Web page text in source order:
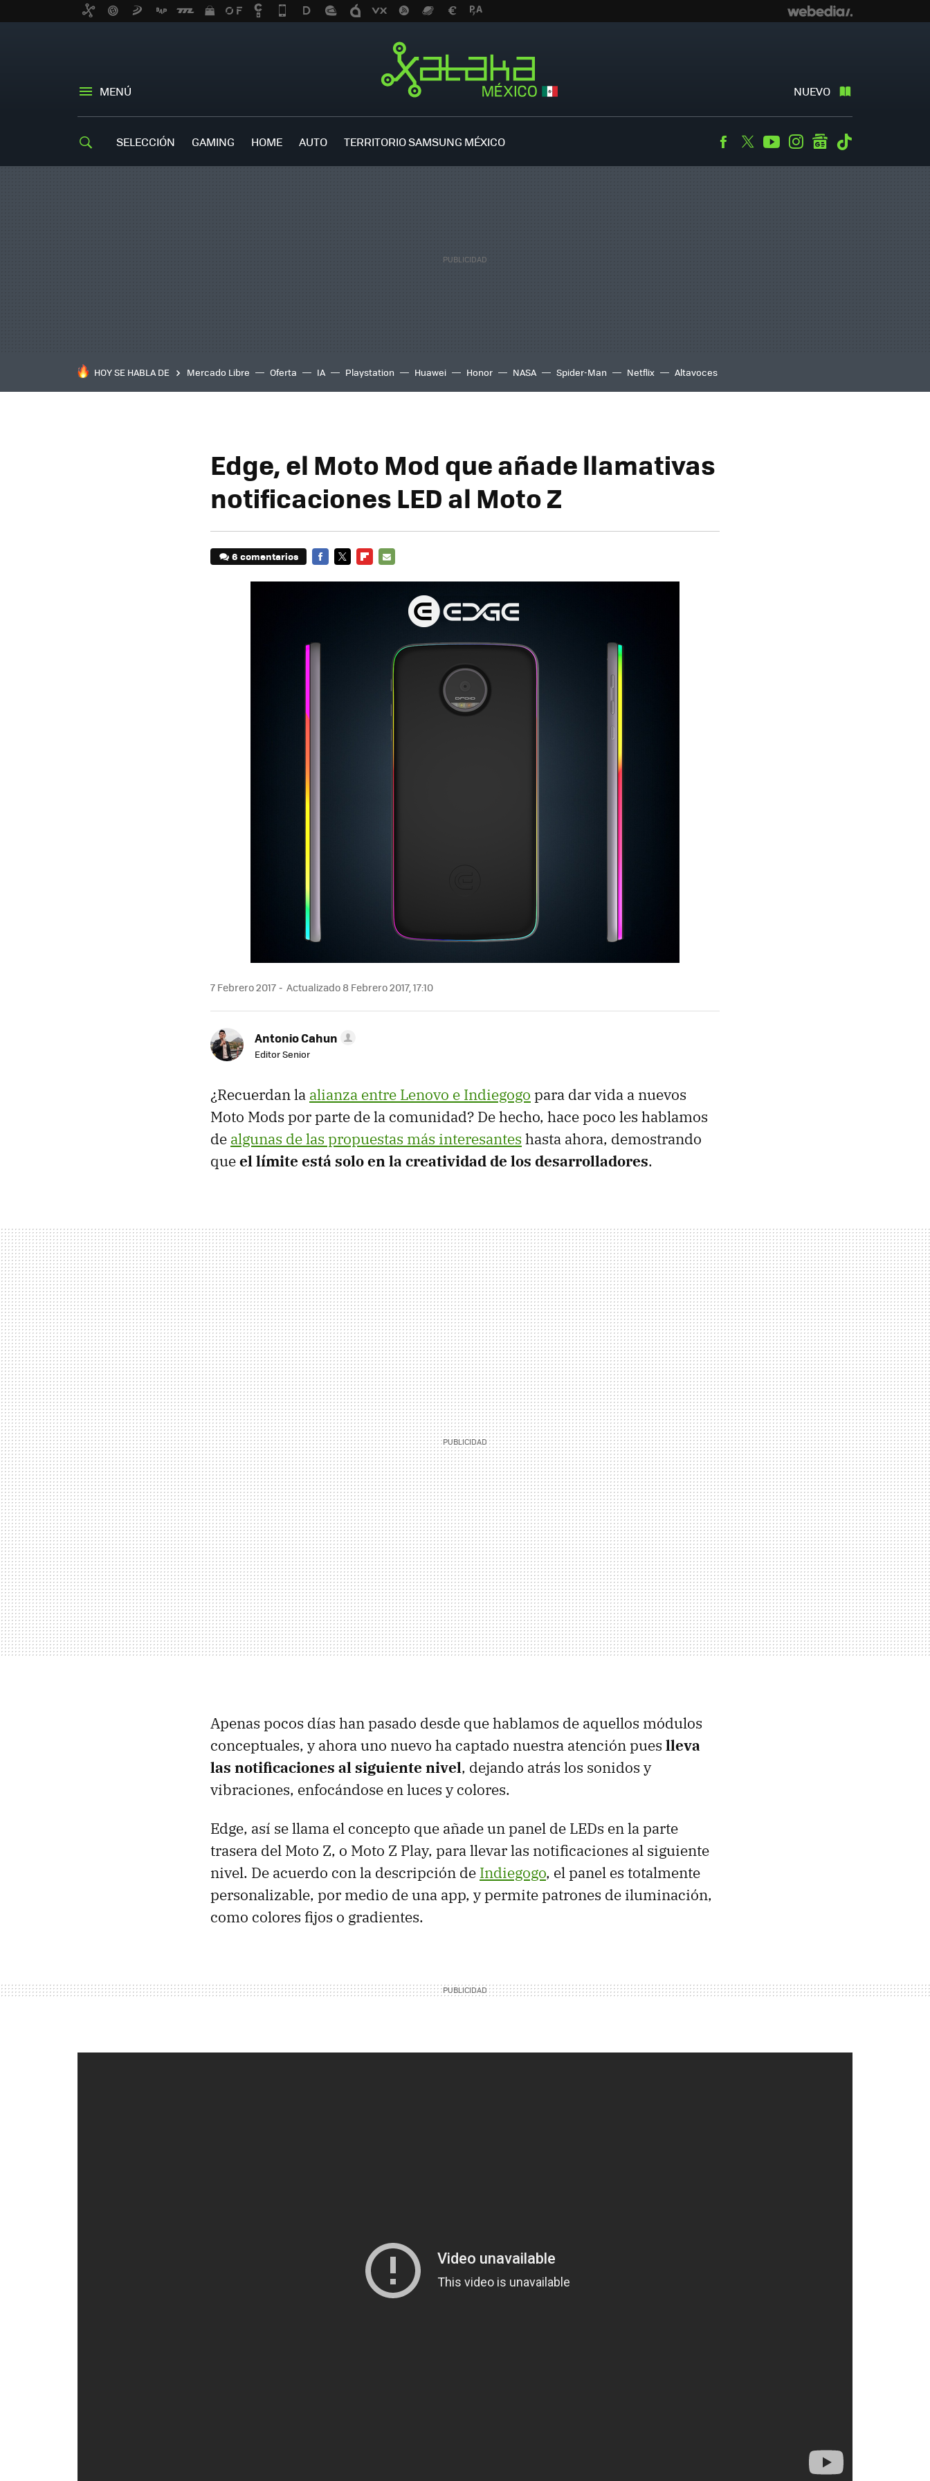
MENÚ NUEVO
SELECCIÓN GAMING HOME AUTO TERRITORIO SAMSUNG MÉXICO Facebook
TwitterYoutubeInstagramgooglenews
HOY SE HABLA DE Mercado Libre Oferta IA Playstation Huawei Honor NASA Spider-Man Netflix Altavoces
Edge, el Moto Mod que añade llamativas
notificaciones LED al Moto Z
6 comentarios
7 Febrero 2017 Actualizado 8 Febrero 2017, 17:10
Antonio Cahun
Editor Senior
¿Recuerdan la alianza entre Lenovo e Indiegogo para dar vida a nuevos
Moto Mods por parte de la comunidad? De hecho, hace poco les hablamos
de algunas de las propuestas más interesantes hasta ahora, demostrando
queel límite está solo en la creatividad de los desarrolladores.
Apenas pocos días han pasado desde que hablamos de aquellos módulos
conceptuales, y ahora uno nuevo ha captado nuestra atención pues lleva
las notificaciones al siguiente nivel, dejando atrás los sonidos y
vibraciones, enfocándose en luces y colores.
Edge, así se llama el concepto que añade un panel de LEDs en la parte
trasera del Moto Z, o Moto Z Play, para llevar las notificaciones al siguiente
nivel. De acuerdo con la descripción de Indiegogo, el panel es totalmente
personalizable, por medio de una app, y permite patrones de iluminación,
como colores fijos o gradientes.